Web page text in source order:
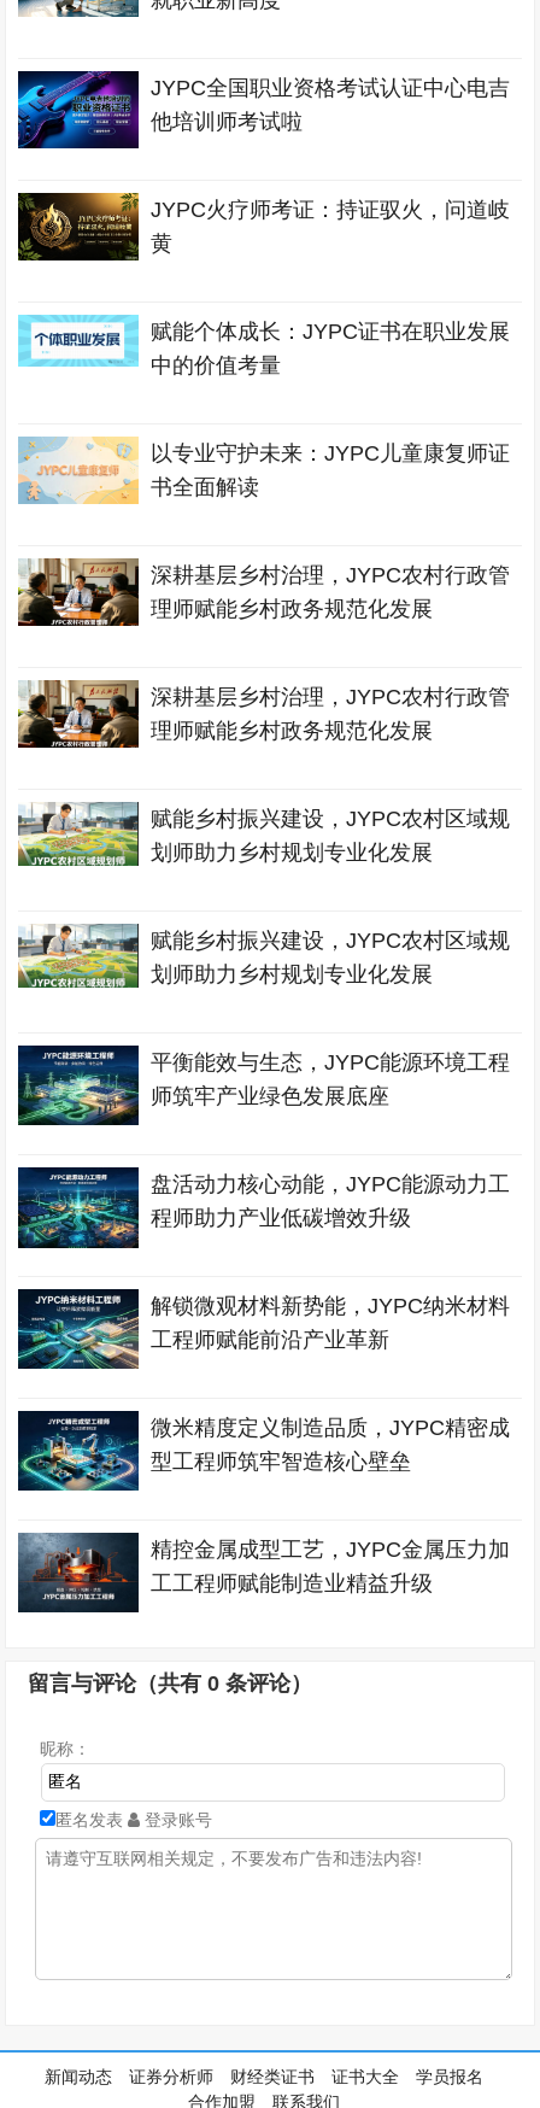
JYPC全国职业资格考试认证中心电吉
他培训师考试啦
JYPC火疗师考证：持证驭火，问道岐
黄
赋能个体成长：JYPC证书在职业发展
中的价值考量
以专业守护未来：JYPC儿童康复师证
书全面解读
深耕基层乡村治理，JYPC农村行政管
理师赋能乡村政务规范化发展
深耕基层乡村治理，JYPC农村行政管
理师赋能乡村政务规范化发展
赋能乡村振兴建设，JYPC农村区域规
划师助力乡村规划专业化发展
赋能乡村振兴建设，JYPC农村区域规
划师助力乡村规划专业化发展
平衡能效与生态，JYPC能源环境工程
师筑牢产业绿色发展底座
盘活动力核心动能，JYPC能源动力工
程师助力产业低碳增效升级
解锁微观材料新势能，JYPC纳米材料
工程师赋能前沿产业革新
微米精度定义制造品质，JYPC精密成
型工程师筑牢智造核心壁垒
精控金属成型工艺，JYPC金属压力加
工工程师赋能制造业精益升级
留言与评论（共有0 条评论）
昵称：
匿名发表 登录账号
新闻动态 证券分析师 财经类证书 证书大全
学员报名
合作加盟
联系我们